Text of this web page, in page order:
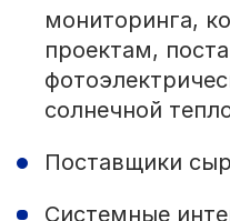
мониторинга,
проектам,
солнечной
Поставщики
Системные